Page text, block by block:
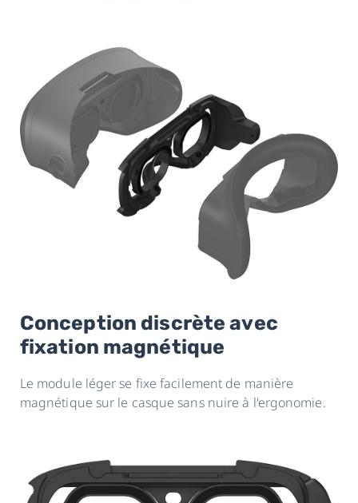
Conception discrète avec
fixation magnétique
Le module léger se fixe facilement de manière
magnétique sur le casque sans nuire à l'ergonomie.